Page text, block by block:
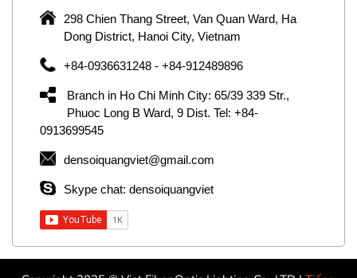
298 Chien Thang Street, Van Quan Ward, Ha
Dong District, Hanoi City, Vietnam
+84-0936631248 - +84-912489896
Branch in Ho Chi Minh City: 65/39 339 Str.,
Phuoc Long B Ward, 9 Dist. Tel: +84-
0913699545
densoiquangviet@gmail.com
Skype chat: densoiquangviet